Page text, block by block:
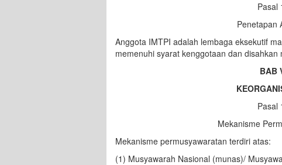
Pasal
Penetapan
Anggota IMTPI adalah lembaga eksekutif
memenuhi syarat kenggotaan dan
BAB
Pasal
Mekanisme
Mekanisme permusyawaratan terdiri atas:
(1) Musyawarah Nasional (munas)/